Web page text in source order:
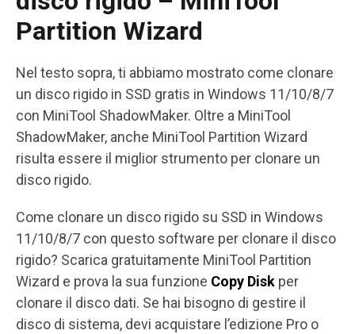
Partition Wizard
Nel testo sopra, ti abbiamo mostrato come clonare
un disco rigido in SSD gratis in Windows 11/10/8/7
con MiniTool ShadowMaker. Oltre a MiniTool
ShadowMaker, anche MiniTool Partition Wizard
risulta essere il miglior strumento per clonare un
disco rigido.
Come clonare un disco rigido su SSD in Windows
11/10/8/7 con questo software per clonare il disco
rigido? Scarica gratuitamente MiniTool Partition
Wizard e prova la sua funzione Copy Disk per
clonare il disco dati. Se hai bisogno di gestire il
disco di sistema, devi acquistare l’edizione Pro o